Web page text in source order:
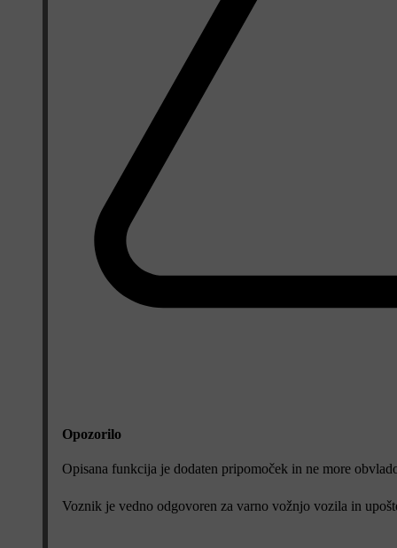
Opozorilo
Opisana funkcija je dodaten pripomoček in ne more
Voznik je vedno odgovoren za varno vožnjo vozila in